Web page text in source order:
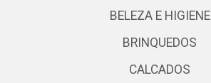
BELEZA E HIGIENE
BRINQUEDOS
CALCADOS